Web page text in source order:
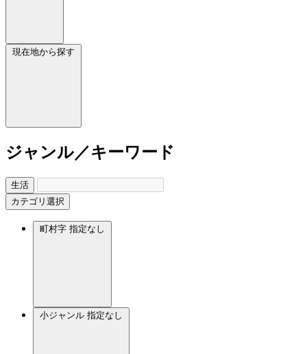
現在地から探す
ジャンル／キーワード
生活
カテゴリ選択
町村字 指定なし
小ジャンル 指定なし